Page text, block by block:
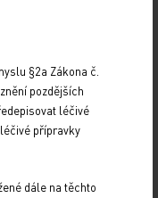
in Neurology
(CONy)
§2a Zákona č.
pozdějších
léčivé
přípravky
dále na těchto